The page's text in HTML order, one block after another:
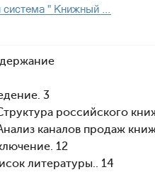
3
российского
каналов продаж
12
литературы.. 14